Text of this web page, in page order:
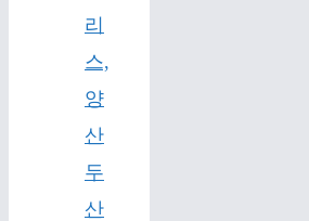
리
스,
양
산
두
산